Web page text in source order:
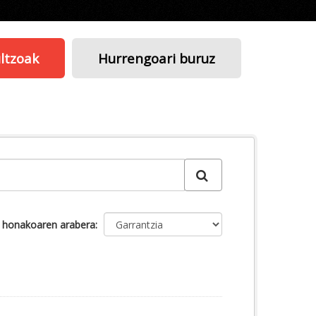
Hurrengoari buruz
arabera